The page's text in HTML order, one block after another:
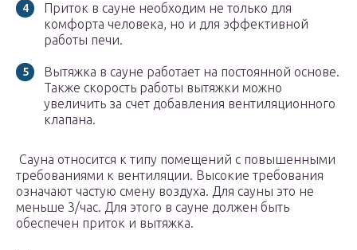
Приток в сауне необходим не только для
комфорта человека, но и для эффективной
работы печи.
Вытяжка в сауне работает на постоянной основе.
Также скорость работы вытяжки можно
увеличить за счет добавления вентиляционного
клапана.
Сауна относится к типу помещений с повышенными
требованиями к вентиляции. Высокие требования
означают частую смену воздуха. Для сауны это не
меньше 3/час. Для этого в сауне должен быть
обеспечен приток и вытяжка.